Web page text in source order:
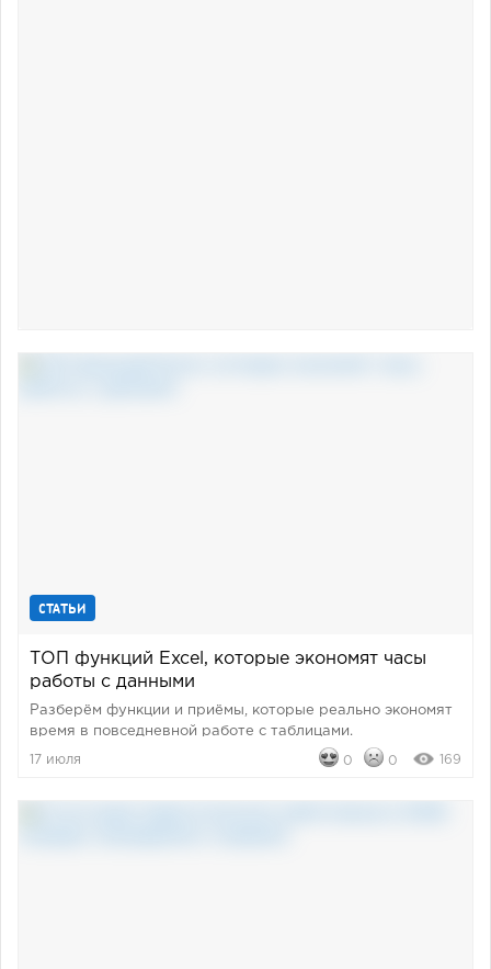
СТАТЬИ
ТОП функций Excel, которые экономят часы
работы с данными
Разберём функции и приёмы, которые реально экономят
время в повседневной работе с таблицами.
17 июля 0 0 169